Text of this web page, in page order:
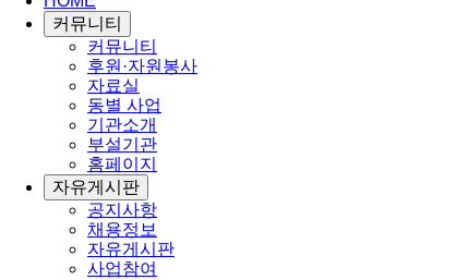
커뮤니티
커뮤니티
후원·자원봉사
자료실
동별 사업
기관소개
부설기관
홈페이지
자유게시판
공지사항
채용정보
자유게시판
사업참여